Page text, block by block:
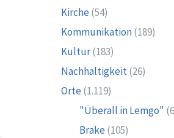
Kirche (54)
Kommunikation(189)
Kultur(183)
Nachhaltigkeit(26)
Orte (1.119)
"Überall in Lemgo"
Brake (105)